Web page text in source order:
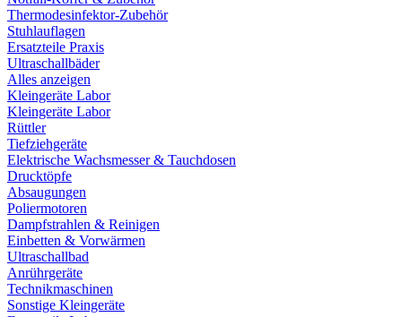
Thermodesinfektor-Zubehör
Stuhlauflagen
Ersatzteile Praxis
Ultraschallbäder
Alles anzeigen
Kleingeräte Labor
Kleingeräte Labor
Rüttler
Tiefziehgeräte
Elektrische Wachsmesser & Tauchdosen
Drucktöpfe
Absaugungen
Poliermotoren
Dampfstrahlen & Reinigen
Einbetten & Vorwärmen
Ultraschallbad
Anrührgeräte
Technikmaschinen
Sonstige Kleingeräte